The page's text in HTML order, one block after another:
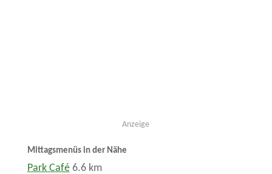
Anzeige
Mittagsmenüs in der Nähe
Park Café 6.6 km